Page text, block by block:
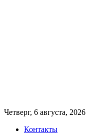
Четверг, 6 августа, 2026
Контакты